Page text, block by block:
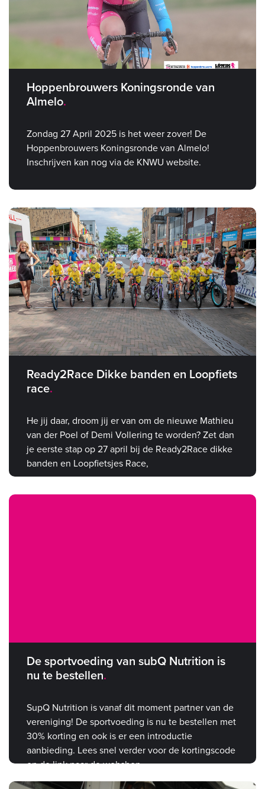
Hoppenbrouwers Koningsronde van
Almelo
Zondag 27 April 2025 is het weer zover! De
Hoppenbrouwers Koningsronde van Almelo!
Inschrijven kan nog via de KNWU website.
Ready2Race Dikke banden en Loopfiets
race
He jij daar, droom jij er van om de nieuwe Mathieu
van der Poel of Demi Vollering te worden? Zet dan
je eerste stap op 27 april bij de Ready2Race dikke
banden en Loopfietsjes Race,
De sportvoeding van subQ Nutrition is
nu te bestellen
SupQ Nutrition is vanaf dit moment partner van de
vereniging! De sportvoeding is nu te bestellen met
30% korting en ook is er een introductie
aanbieding. Lees snel verder voor de kortingscode
en de link naar de webshop.